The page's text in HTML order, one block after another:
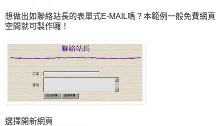
想做出如聯絡站長的表單式E-MAIL嗎？本範例一般免費網頁
空間就可製作囉！
選擇開新網頁